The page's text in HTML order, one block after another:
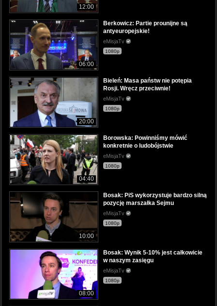
12:00
06:00
Berkowicz: Partie prounijne są
antyeuropejskie!
eMisjaTv
1080p
20:00
Bieleń: Masa państw nie potępia
Rosji. Wręcz przeciwnie!
eMisjaTv
1080p
04:40
Borowska: Powinniśmy mówić
konkretnie o ludobójstwie
eMisjaTv
1080p
10:00
Bosak: PiS wykorzystuje bardzo silną
pozycję marszałka Sejmu
eMisjaTv
1080p
08:00
Bosak: Wynik 5-10% jest całkowicie
w naszym zasięgu
eMisjaTv
1080p